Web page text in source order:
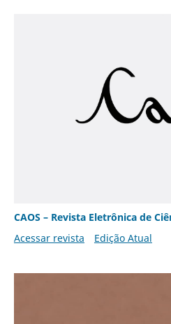
CAOS – Revista Eletrônica de
Acessar revista
Edição Atual